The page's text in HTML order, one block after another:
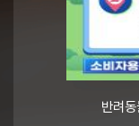
반려